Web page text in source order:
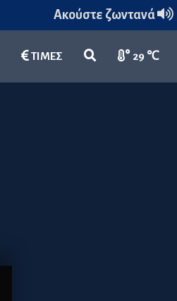
Ακούστε ζωντανά
ΤΙΜΕΣ 29 ℃